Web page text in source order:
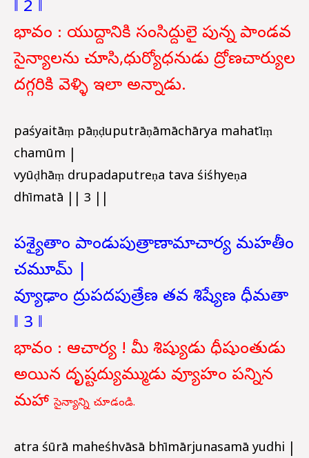
‖ 2 ‖
భావం : యుద్దానికి సంసిద్దులై పున్న పాండవ
సైన్యాలను చూసి,ధుర్యోధనుడు ద్రోణచార్యుల
దగ్గరికి వెళ్ళి ఇలా అన్నాడు.
paśyaitāṃ pāṇḍuputrāṇāmāchārya mahatīṃ
chamūm |
vyūḍhāṃ drupadaputreṇa tava śiśhyeṇa
dhīmatā || 3 ||
పశ్యైతాం పాండుపుత్రాణామాచార్య మహతీం
చమూమ్ |
వ్యూఢాం ద్రుపదపుత్రేణ తవ శిష్యేణ ధీమతా
‖ 3 ‖
భావం : ఆచార్య ! మీ శిష్యుడు ధీషుంతుడు
అయిన దృష్టద్యుమ్ముడు వ్యూహం పన్నిన
మహాసైన్యాన్ని చూడండి.
atra śūrā maheśhvāsā bhīmārjunasamā yudhi |